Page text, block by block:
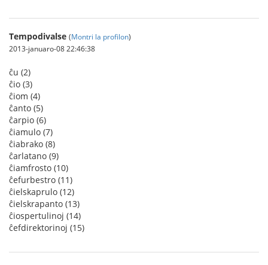
Tempodivalse (Montri la profilon)
2013-januaro-08 22:46:38
ĉu (2)
ĉio (3)
ĉiom (4)
ĉanto (5)
ĉarpio (6)
ĉiamulo (7)
ĉiabrako (8)
ĉarlatano (9)
ĉiamfrosto (10)
ĉefurbestro (11)
ĉielskaprulo (12)
ĉielskrapanto (13)
ĉiospertulinoj (14)
ĉefdirektorinoj (15)